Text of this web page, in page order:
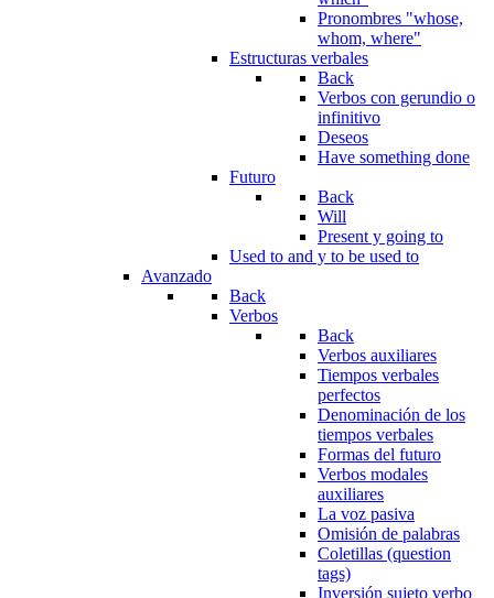
Pronombres "whose,
whom, where"
Estructuras verbales
Back
Verbos con gerundio o
infinitivo
Deseos
Have something done
Futuro
Back
Will
Present y going to
Used to and y to be used to
Avanzado
Back
Verbos
Back
Verbos auxiliares
Tiempos verbales
perfectos
Denominación de los
tiempos verbales
Formas del futuro
Verbos modales
auxiliares
La voz pasiva
Omisión de palabras
Coletillas (question
tags)
Inversión sujeto verbo